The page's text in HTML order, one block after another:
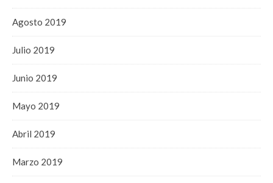
Agosto 2019
Julio 2019
Junio 2019
Mayo 2019
Abril 2019
Marzo 2019